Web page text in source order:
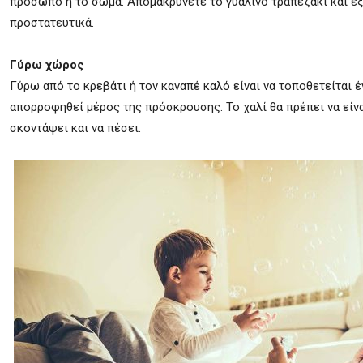
προστατευτικά.
Γύρω χώρος
Γύρω από το κρεβάτι ή τον καναπέ καλό είναι να
απορροφηθεί μέρος της πρόσκρουσης. Το χαλί θα πρέπει να
σκοντάψει και να πέσει.